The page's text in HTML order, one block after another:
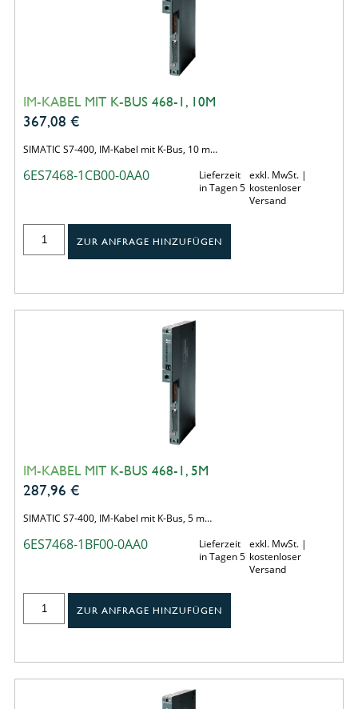
IM-KABEL MIT K-BUS 468-1, 10M
367,08 €
SIMATIC S7-400, IM-Kabel mit K-Bus, 10 m…
6ES7468-1CB00-0AA0
Lieferzeit
in Tagen 5
exkl. MwSt. |
kostenloser
Versand
ZUR ANFRAGE HINZUFÜGEN
IM-KABEL MIT K-BUS 468-1, 5M
287,96 €
SIMATIC S7-400, IM-Kabel mit K-Bus, 5 m…
6ES7468-1BF00-0AA0
Lieferzeit
in Tagen 5
exkl. MwSt. |
kostenloser
Versand
ZUR ANFRAGE HINZUFÜGEN